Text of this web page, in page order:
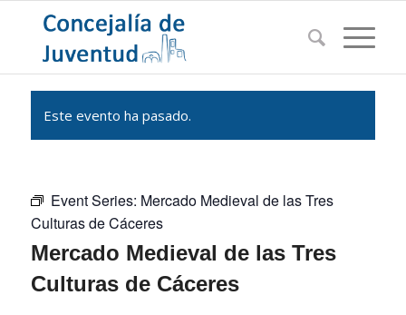
Este evento ha pasado.
Event Series: Mercado Medieval de las Tres
Culturas de Cáceres
Mercado Medieval de las Tres
Culturas de Cáceres